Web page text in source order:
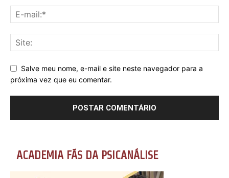
Salve meu nome, e-mail e site neste navegador para a
próxima vez que eu comentar.
ACADEMIA FÃS DA PSICANÁLISE